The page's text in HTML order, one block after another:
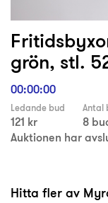
grön, stl.
00:00:00
Ledande bud
121 kr
Antal
8
Auktionen har
Hitta fler av